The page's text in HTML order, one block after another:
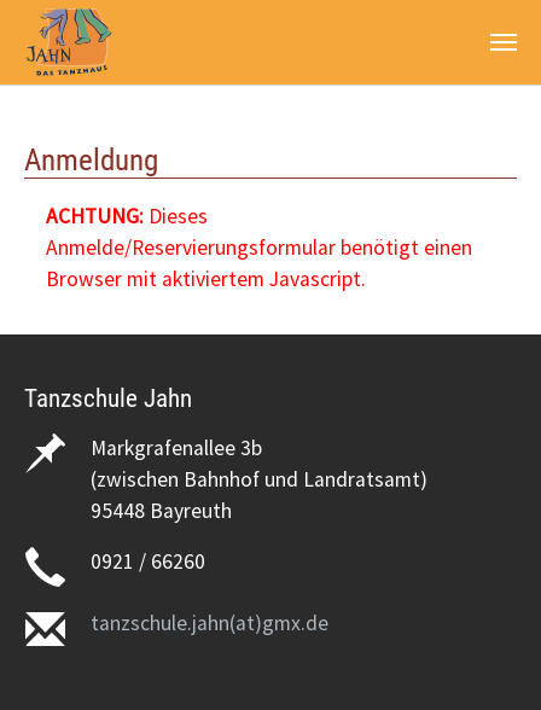
Anmeldung
ACHTUNG:Dieses
Anmelde/Reservierungsformular benötigt einen
Browser mit aktiviertem Javascript.
Tanzschule Jahn
Markgrafenallee 3b
(zwischen Bahnhof und Landratsamt)
95448 Bayreuth
0921 / 66260
tanzschule.jahn(at)gmx.de